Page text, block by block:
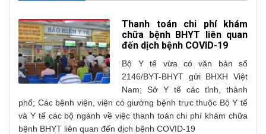
Thanh toán chi phí khám
chữa bệnh BHYT liên quan
đến dịch bệnh COVID-19
Bộ Y tế vừa có văn bản số
2146/BYT-BHYT gửi BHXH Việt
Nam; Sở Y tế các tỉnh, thành
phố; Các bệnh viện, viện có giường bệnh trực thuộc Bộ Y tế
và Y tế các bộ ngành về việc thanh toán chi phí khám chữa
bệnh BHYT liên quan đến dịch bệnh COVID-19